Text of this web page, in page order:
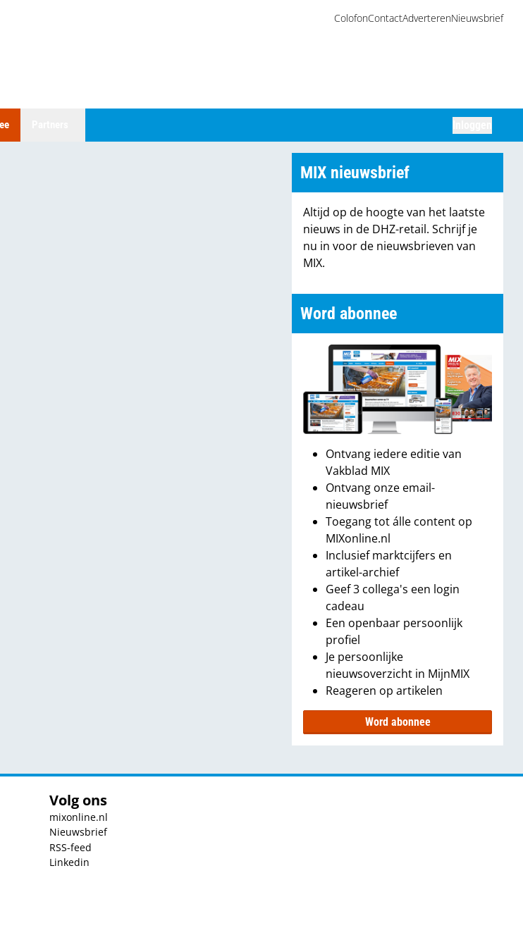
ColofonContactAdverterenNieuwsbrief
MIX nieuwsbrief
Altijd op de hoogte van het laatste
nieuws in de DHZ-retail. Schrijf je
nu in voor de nieuwsbrieven van
MIX.
Word abonnee
Ontvang iedere editie van
Vakblad MIX
Ontvang onze email-
nieuwsbrief
Toegang tot álle content op
MIXonline.nl
Inclusief marktcijfers en
artikel-archief
Geef 3 collega's een login
cadeau
Een openbaar persoonlijk
profiel
Je persoonlijke
nieuwsoverzicht in MijnMIX
Reageren op artikelen
Word abonnee
Volg ons
mixonline.nl
Nieuwsbrief
RSS-feed
Linkedin